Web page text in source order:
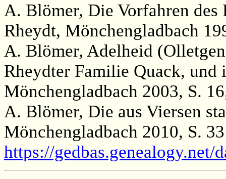
A. Blömer, Die Vorfahren
Rheydt, Mönchengladbach
A. Blömer, Adelheid
Rheydter Familie Quack, und
Mönchengladbach 2003, S.
A. Blömer, Die aus Viersen
Mönchengladbach 2010, S. 33
https://gedbas.genealogy.net/